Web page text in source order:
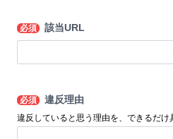
必須 該当URL
必須 違反理由
違反していると思う理由を、できるだけ